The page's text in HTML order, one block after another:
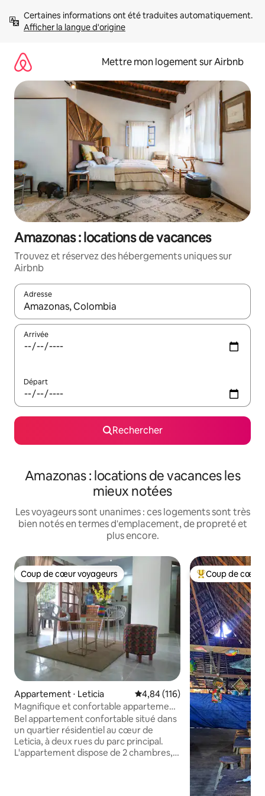
directement
Afficher la langue d'origine
Mettre mon logement sur Airbnb
Amazonas : locations de vacances
Trouvez et réservez des hébergements uniques sur
Airbnb
Adresse
Lorsque les résultats s'affichent, utilisez les flèches vers le
Arrivée
Départ
Rechercher
Amazonas : locations de vacances les
mieux notées
Les voyageurs sont unanimes : ces logements sont très
bien notés en termes d'emplacement, de propreté et
plus encore.
Coup de cœur voyageurs
Coup de cœur voyageurs
Appartement ⋅ Leticia Évaluation moyenne sur la
4,84 (116)
Magnifique et confortable appartement
à Leticia
Bel appartement confortable situé dans
un quartier résidentiel au cœur de
Leticia, à deux rues du parc principal.
L'appartement dispose de 2 chambres,
Coups de cœur
Coup de cœur